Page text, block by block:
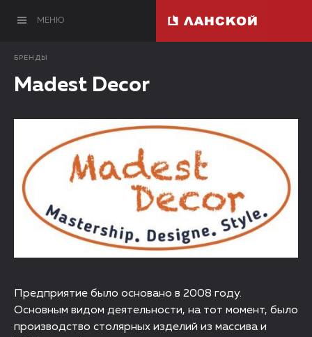
МЕНЮ
БРЕНДЫ
Madest Decor
Предприятие было основано в 2008 году.
Основным видом деятельности, на тот момент, было
производство столярных изделий из массива и